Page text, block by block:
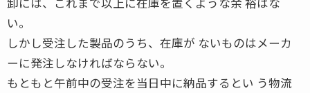
い。
しかし受注した製品のうち、在庫が ないものはメーカ
ーに発注しなければならない。
もともと午前中の受注を当日中に納品するとい う物流